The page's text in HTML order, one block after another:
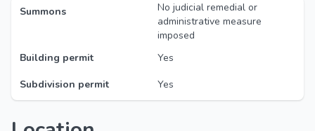
Summons
No judicial remedial or
administrative measure
imposed
Building permit
Yes
Subdivision permit
Yes